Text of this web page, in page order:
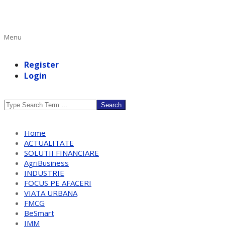
Primary
Menu
Register
Login
Search
Home
ACTUALITATE
SOLUTII FINANCIARE
AgriBusiness
INDUSTRIE
FOCUS PE AFACERI
VIATA URBANA
FMCG
BeSmart
IMM